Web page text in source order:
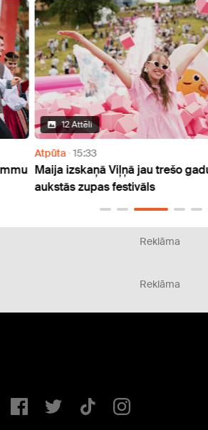
12 Attēli
Atpūta 15:33
Maija izskaņā Viļņā jau trešo
aukstās zupas festivāls
Reklāma
Reklāma